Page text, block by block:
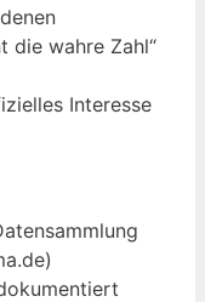
die wahre Zahl“
Interesse